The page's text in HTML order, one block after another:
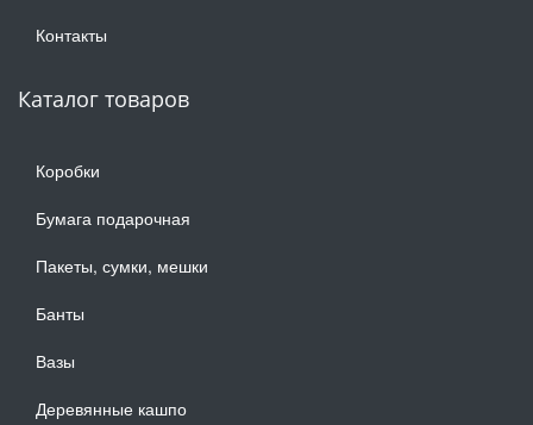
Контакты
Каталог товаров
Коробки
Бумага подарочная
Пакеты, сумки, мешки
Банты
Вазы
Деревянные кашпо